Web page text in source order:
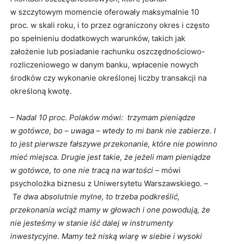
w szczytowym momencie oferowały maksymalnie 10
proc. w skali roku, i to przez ograniczony okres i często
po spełnieniu dodatkowych warunków, takich jak
założenie lub posiadanie rachunku oszczędnościowo-
rozliczeniowego w danym banku, wpłacenie nowych
środków czy wykonanie określonej liczby transakcji na
określoną kwotę.
– Nadal 10 proc. Polaków mówi: trzymam pieniądze
w gotówce, bo – uwaga – wtedy to mi bank nie zabierze. I
to jest pierwsze fałszywe przekonanie, które nie powinno
mieć miejsca. Drugie jest takie, że jeżeli mam pieniądze
w gotówce, to one nie tracą na wartości – mówi
psycholożka biznesu z Uniwersytetu Warszawskiego. –
Te dwa absolutnie mylne, to trzeba podkreślić,
przekonania wciąż mamy w głowach i one powodują, że
nie jesteśmy w stanie iść dalej w instrumenty
inwestycyjne. Mamy też niską wiarę w siebie i wysoki